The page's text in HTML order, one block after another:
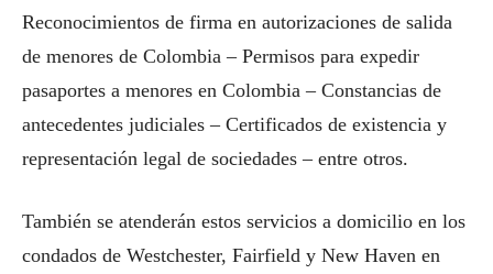
Reconocimientos de firma en autorizaciones de salida
de menores de Colombia – Permisos para expedir
pasaportes a menores en Colombia – Constancias de
antecedentes judiciales – Certificados de existencia y
representación legal de sociedades – entre otros.
También se atenderán estos servicios a domicilio en los
condados de Westchester, Fairfield y New Haven en